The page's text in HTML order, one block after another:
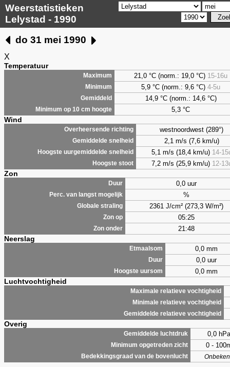
Weerstatistieken
Lelystad - 1990
do 31 mei 1990
X
Temperatuur
Maximum 21,0 °C (norm.: 19,0 °C) 15-16u
Minimum 5,9 °C (norm.: 9,6 °C) 4-5u
Gemiddeld 14,9 °C (norm.: 14,6 °C)
Minimum op 10 cm hoogte 5,3 °C
Wind
Overheersende richting westnoordwest (289°)
Gemiddelde snelheid 2,1 m/s (7,6 km/u)
Hoogste uurgemiddelde snelheid 5,1 m/s (18,4 km/u) 14-
Hoogste stoot 7,2 m/s (25,9 km/u) 12-
Zon
Duur 0,0 uur
Perc. van langst mogelijk %
Globale straling 2361 J/cm² (273,3 W/m²)
Zon op 05:25
Zon onder 21:48
Neerslag
Etmaalsom 0,0 mm
Duur 0,0 uur
Hoogste uursom 0,0 mm
Luchtvochtigheid
Maximale relatieve vochtigheid
Minimale relatieve vochtigheid
Gemiddelde relatieve vochtigheid
Overig
Gemiddelde luchtdruk 0,0 hPa
Minimum opgetreden zicht 0 -
Bedekkingsgraad van de bovenlucht